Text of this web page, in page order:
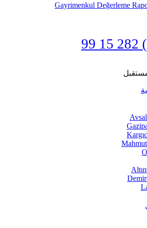
Gayrimenkul Değerleme